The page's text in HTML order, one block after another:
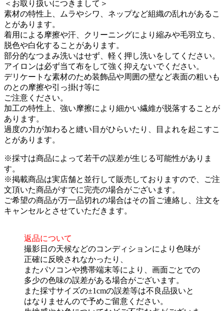
＜お取り扱いにつきまして＞
素材の特性上、ムラやシワ、ネップなど組織の乱れがあるこ
とがあります。
着用による摩擦や汗、クリーニングにより縮みや毛羽立ち、
脱色や白化することがあります。
部分的なつまみ洗いはせず、軽く押し洗いをしてください。
アイロンは必ず当て布をして強く抑えないでください。
デリケートな素材のため装飾品や周囲の壁など表面の粗いも
のとの摩擦や引っ掛け等に
ご注意ください。
加工の特性上、強い摩擦により細かい繊維が脱落することが
あります。
過度の力が加わると縫い目がひらいたり、目よれを起こすこ
とがあります。
※採寸は商品によって若干の誤差が生じる可能性がありま
す。
※掲載商品は実店舗と並行して販売しておりますので、ご注
文頂いた商品がすでに完売の場合がございます。
ご希望の商品が万一品切れの場合はその旨ご連絡し、注文を
キャンセルとさせていただきます。
返品について
撮影日の天候などのコンディションにより色味が
正確に反映されなかったり、
またパソコンや携帯端末等により、画面ごとでの
多少の色味の誤差がある場合がございます。
また採寸サイズの±1cmの誤差等は不良品扱いと
はなりませんので予めご留意ください。